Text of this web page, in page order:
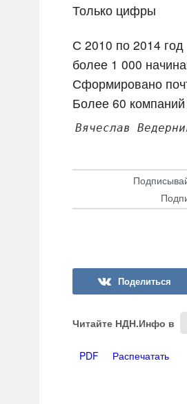
Только цифры
С 2010 по 2014
более 1 000
Сформировано
Более 60
Вячеслав
Читайте НДН.Инфо в
PDF Распечатать